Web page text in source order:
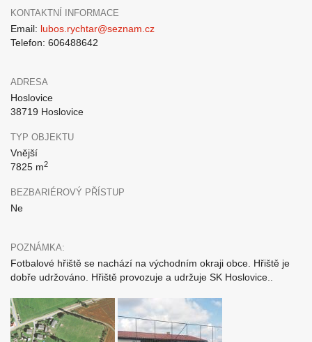
KONTAKTNÍ INFORMACE
Email: lubos.rychtar@seznam.cz
Telefon: 606488642
ADRESA
Hoslovice
38719 Hoslovice
TYP OBJEKTU
Vnější
7825 m2
BEZBARIÉROVÝ PŘÍSTUP
Ne
POZNÁMKA:
Fotbalové hřiště se nachází na východním okraji obce. Hřiště je
dobře udržováno. Hřiště provozuje a udržuje SK Hoslovice..